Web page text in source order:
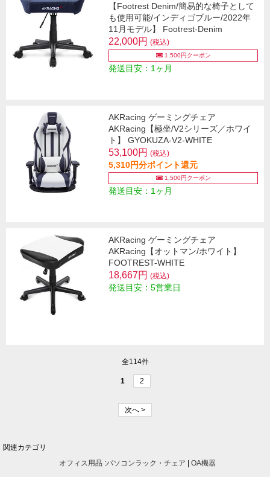
【Footrest Denim/簡易的な椅子として
も使用可能/インディゴブルー/2022年
11月モデル】 Footrest-Denim
22,000円 (税込)
1,500円クーポン
発送目安：1ヶ月
AKRacing ゲーミングチェア
AKRacing【極坐/V2シリーズ／ホワイ
ト】 GYOKUZA-V2-WHITE
53,100円 (税込)
5,310円分ポイント還元
1,500円クーポン
発送目安：1ヶ月
AKRacing ゲーミングチェア
AKRacing【オットマン/ホワイト】
FOOTREST-WHITE
18,667円 (税込)
発送目安：5営業日
全114件
1 2
次へ >
関連カテゴリ
オフィス用品 :パソコンラック・チェア OA機器